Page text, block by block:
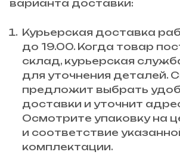
варианта доставки:
Курьерская доставка
до 19.00. Когда товар
склад, курьерская
для уточнения деталей.
предложит выбрать
доставки и уточнит
Осмотрите упаковку на
и соответствие
комплектации.